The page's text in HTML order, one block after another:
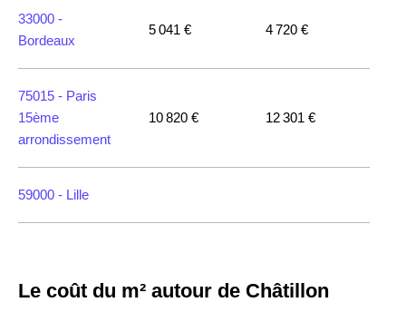
33000 -
Bordeaux
5 041 € 4 720 €
75015 - Paris
15ème
arrondissement
10 820 € 12 301 €
59000 - Lille
Le coût du m² autour de Châtillon